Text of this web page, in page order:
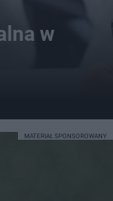
w
MATERIAŁ SPONSOROWANY